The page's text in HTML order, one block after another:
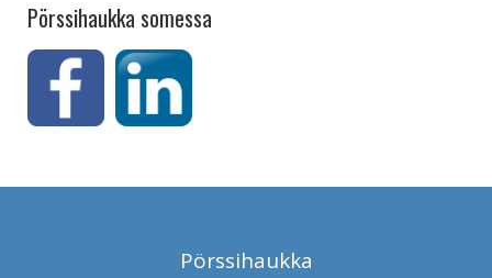
Pörssihaukka somessa
Pörssihaukka